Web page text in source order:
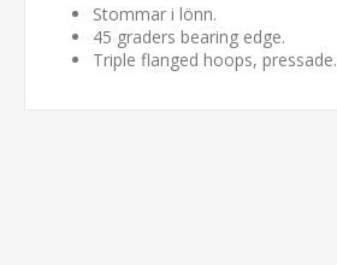
Stommar i lönn.
45 graders bearing edge.
Triple flanged hoops, pressade.